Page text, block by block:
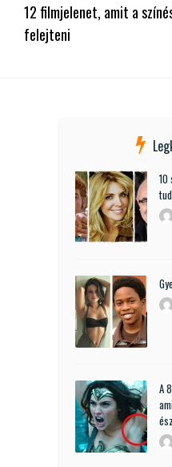
12 filmjelenet, amit a
felejteni
10
A